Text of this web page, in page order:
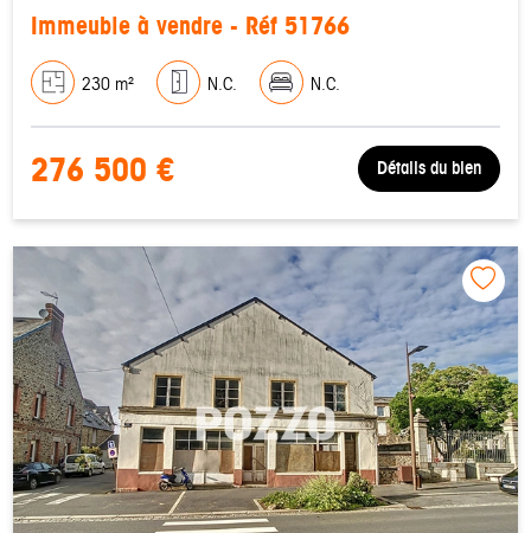
Immeuble à vendre - Réf 51766
230 m² N.C. N.C.
276 500 € Détails du bien